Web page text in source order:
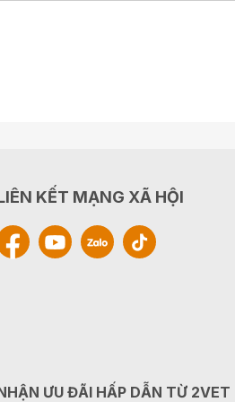
KẾT MẠNG XÃ HỘI
ƯU ĐÃI HẤP DẪN TỪ 2VET